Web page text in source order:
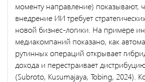
моменту направление) показывают,
внедрение ИИ требует
новой бизнес-логики. На примере
медиакомпаний показано, как
рутинных операций открывает
дохода и перестраивает
(Subroto, Kusumajaya, Tobing, 2024).